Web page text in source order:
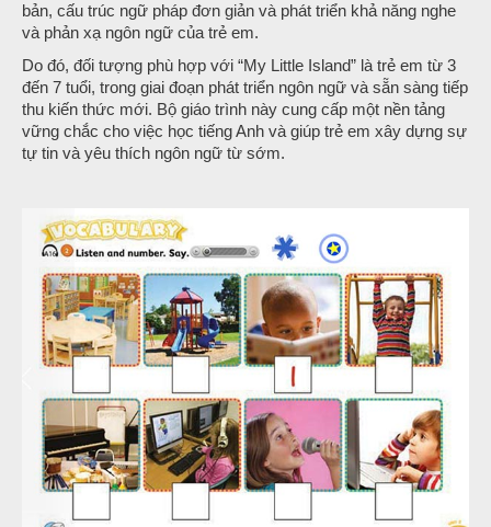
bản, cấu trúc ngữ pháp đơn giản và phát triển khả năng nghe
và phản xạ ngôn ngữ của trẻ em.
Do đó, đối tượng phù hợp với “My Little Island” là trẻ em từ 3
đến 7 tuổi, trong giai đoạn phát triển ngôn ngữ và sẵn sàng tiếp
thu kiến thức mới. Bộ giáo trình này cung cấp một nền tảng
vững chắc cho việc học tiếng Anh và giúp trẻ em xây dựng sự
tự tin và yêu thích ngôn ngữ từ sớm.